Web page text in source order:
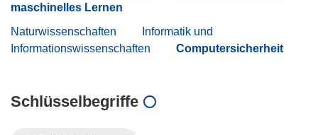
maschinelles Lernen
Naturwissenschaften
Informatik und
Informationswissenschaften
Computersicherheit
Schlüsselbegriffe